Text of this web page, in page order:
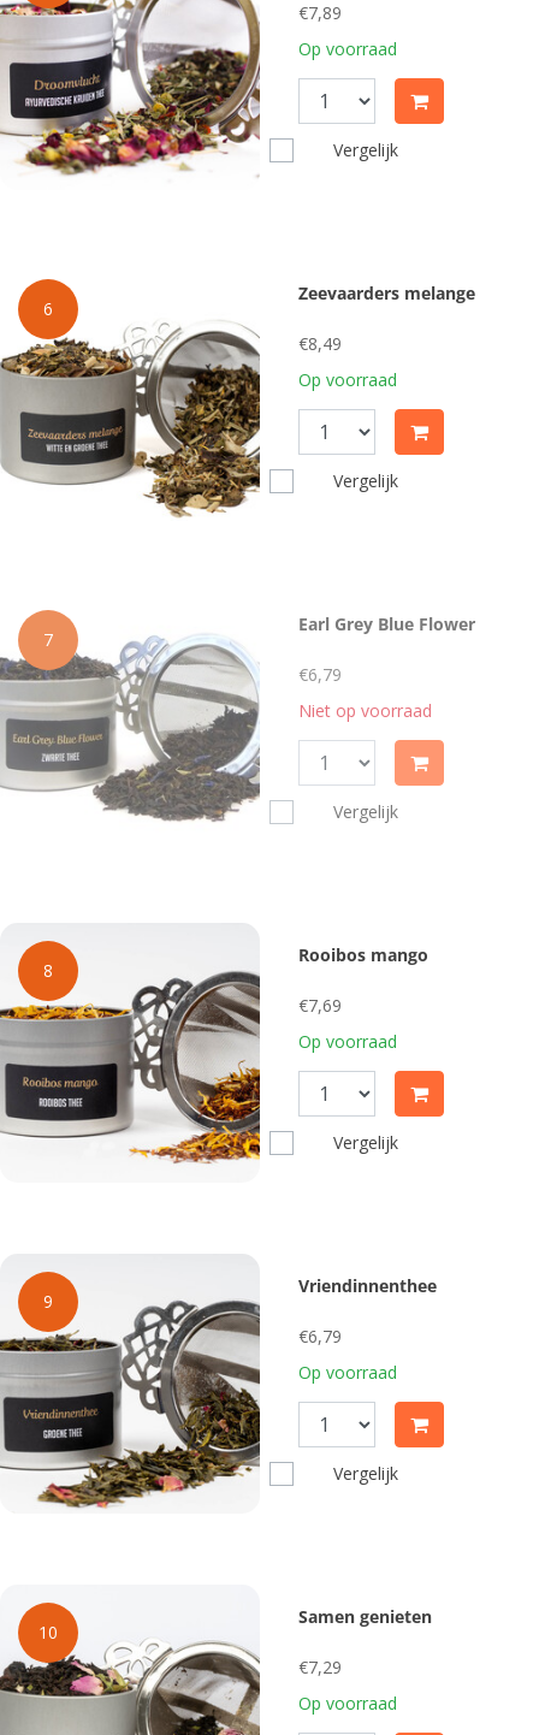
€7,89
Op voorraad
Vergelijk
6
Zeevaarders melange
€8,49
Op voorraad
Vergelijk
7
Earl Grey Blue Flower
€6,79
Niet op voorraad
Vergelijk
8
Rooibos mango
€7,69
Op voorraad
Vergelijk
9
Vriendinnenthee
€6,79
Op voorraad
Vergelijk
10
Samen genieten
€7,29
Op voorraad